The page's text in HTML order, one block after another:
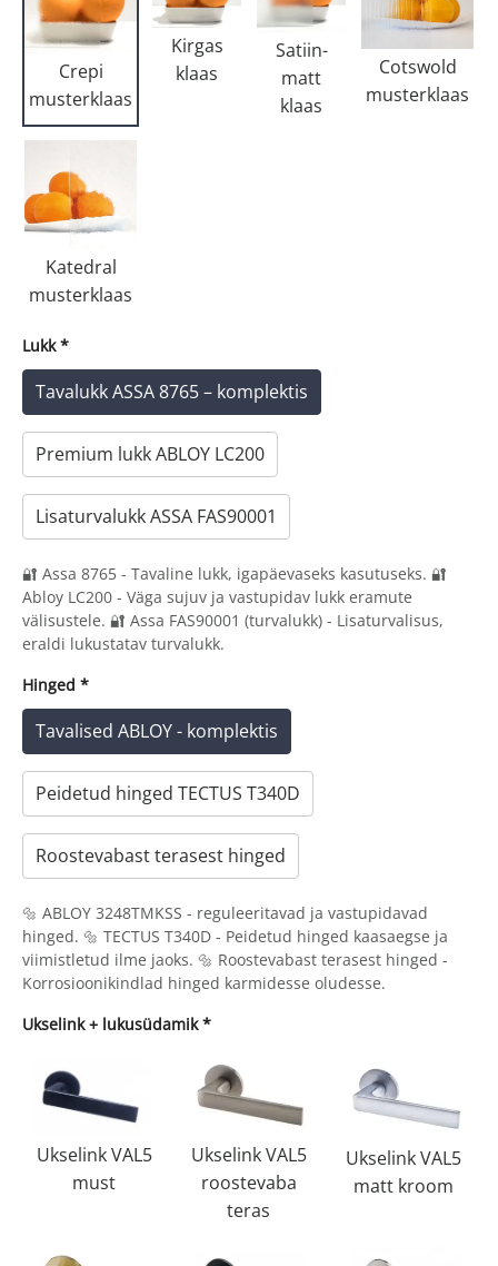
Crepi
musterklaas
Kirgas
klaas
Satiin-
matt
klaas
Cotswold
musterklaas
Katedral
musterklaas
Lukk *
Tavalukk ASSA 8765 – komplektis
Premium lukk ABLOY LC200
Lisaturvalukk ASSA FAS90001
🔐 Assa 8765 - Tavaline lukk, igapäevaseks kasutuseks. 🔐
Abloy LC200 - Väga sujuv ja vastupidav lukk eramute
välisustele. 🔐 Assa FAS90001 (turvalukk) - Lisaturvalisus,
eraldi lukustatav turvalukk.
Hinged *
Tavalised ABLOY - komplektis
Peidetud hinged TECTUS T340D
Roostevabast terasest hinged
🔩 ABLOY 3248TMKSS - reguleeritavad ja vastupidavad
hinged. 🔩 TECTUS T340D - Peidetud hinged kaasaegse ja
viimistletud ilme jaoks. 🔩 Roostevabast terasest hinged -
Korrosioonikindlad hinged karmidesse oludesse.
Ukselink + lukusüdamik *
Ukselink VAL5
must
Ukselink VAL5
roostevaba
teras
Ukselink VAL5
matt kroom